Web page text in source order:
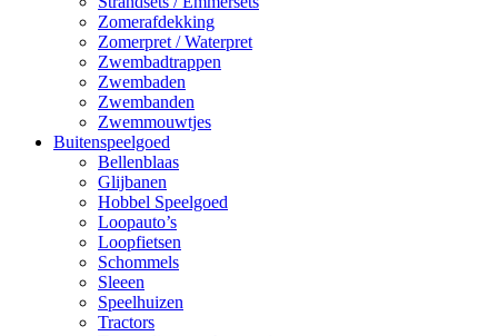
Zomerafdekking
Zomerpret / Waterpret
Zwembadtrappen
Zwembaden
Zwembanden
Zwemmouwtjes
Buitenspeelgoed
Bellenblaas
Glijbanen
Hobbel Speelgoed
Loopauto’s
Loopfietsen
Schommels
Sleeen
Speelhuizen
Tractors